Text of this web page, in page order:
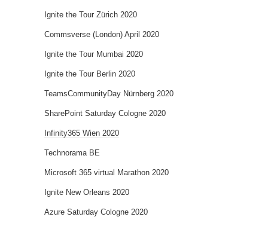
Ignite the Tour Zürich 2020
Commsverse (London) April 2020
Ignite the Tour Mumbai 2020
Ignite the Tour Berlin 2020
TeamsCommunityDay Nürnberg 2020
SharePoint Saturday Cologne 2020
Infinity365 Wien 2020
Technorama BE
Microsoft 365 virtual Marathon 2020
Ignite New Orleans 2020
Azure Saturday Cologne 2020